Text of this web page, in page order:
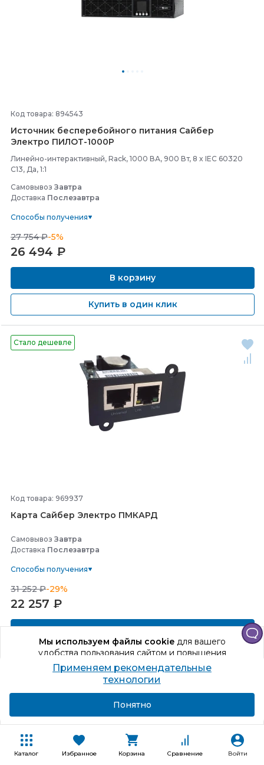
Каталог Избранное Корзина Сравнение Войти
Мы используем файлы cookieдля вашего
удобства пользования сайтом и повышения
качества рекомендаций.
Продолжая использование сайта, вы даете
согласие на обработку персональных данных
Код товара: 894543
Источник бесперебойного питания Сайбер
Электро ПИЛОТ-1000Р
Линейно-интерактивный, Rack, 1000 ВА, 900 Вт, 8 x IEC 60320
C13, Да, 1:1
Самовывоз Завтра
Доставка Послезавтра
Способы получения
27 754 ₽-5%
26 494 ₽
В корзину
Купить в один клик
Стало дешевле
Код товара: 969937
Карта Сайбер Электро ПМКАРД
Самовывоз Завтра
Доставка Послезавтра
Способы получения
31 252 ₽-29%
22 257 ₽
В корзину
Купить в один клик
Применяем рекомендательные
технологии
Понятно